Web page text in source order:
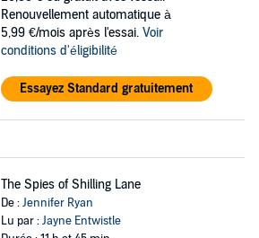
Renouvellement automatique à
5,99 €/mois après l'essai. Voir
conditions d'éligibilité
Essayez Standard gratuitement
The Spies of Shilling Lane
De :Jennifer Ryan
Lu par :Jayne Entwistle